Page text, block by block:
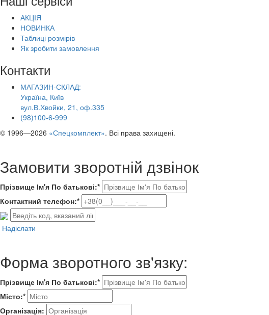
АКЦІЯ
НОВИНКА
Таблиці розмірів
Як зробити замовлення
Контакти
МАГАЗИН-СКЛАД:
Україна, Київ
вул.В.Хвойки, 21, оф.335
(98)100-6-999
© 1996—2026 «Спецкомплект». Всі права захищені.
Замовити зворотній дзвінок
Прізвище Ім'я По батькові:*
Контактний телефон:*
Надіслати
Форма зворотного зв'язку:
Прізвище Ім'я По батькові:*
Місто:*
Організація: